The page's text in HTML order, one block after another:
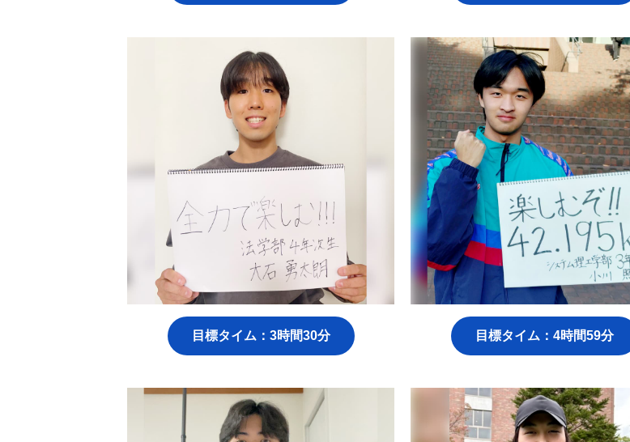
目標タイム：3時間30分 目標タイム：4時間59分